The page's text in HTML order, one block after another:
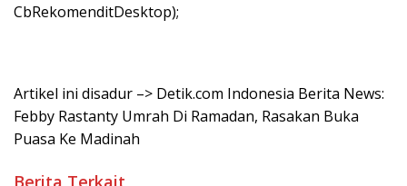
CbRekomenditDesktop);
Artikel ini disadur –> Detik.com Indonesia Berita News:
Febby Rastanty Umrah Di Ramadan, Rasakan Buka
Puasa Ke Madinah
Berita Terkait